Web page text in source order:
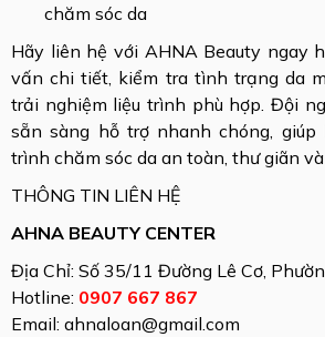
chăm sóc da
Hãy liên hệ với AHNA Beauty ngay
vấn chi tiết, kiểm tra tình trạng da
trải nghiệm liệu trình phù hợp. Đội
sẵn sàng hỗ trợ nhanh chóng,
trình chăm sóc da an toàn, thư giãn và
THÔNG TIN LIÊN HỆ
AHNA BEAUTY CENTER
Địa Chỉ: Số 35/11 Đường Lê Cơ,
Hotline: 0907 667 867
Email: ahnaloan@gmail.com